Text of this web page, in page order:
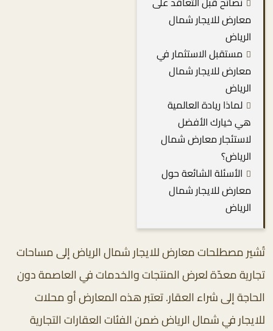
معارض للايجار شمال
الرياض
مستقبل الاستثمار في
معارض للايجار شمال
الرياض
لماذا ريادة العالمية
هي خيارك الأفضل
لاستئجار معارض شمال
الرياض؟
الأسئلة الشائعة حول
معارض للايجار شمال
الرياض
تُشير مصطلحات معارض للايجار شمال الرياض إلى مساحات
تجارية معدّة لعرض المنتجات والخدمات في العاصمة دون
الحاجة إلى شراء العقار. تعتبر هذه المعارض أو محلات
للايجار في شمال الرياض ضمن الفئات العقارات التجارية